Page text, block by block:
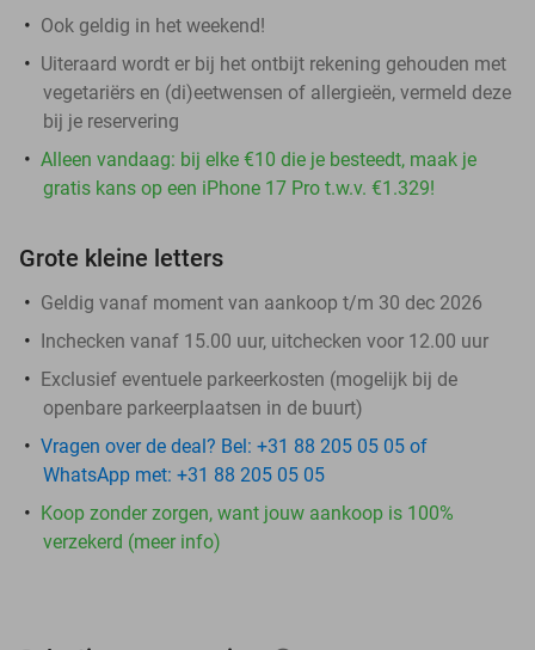
Ook geldig in het weekend!
Uiteraard wordt er bij het ontbijt rekening gehouden met
vegetariërs en (di)eetwensen of allergieën, vermeld deze
bij je reservering
Alleen vandaag: bij elke €10 die je besteedt, maak je
gratis kans op een iPhone 17 Pro t.w.v. €1.329!
Grote kleine letters
Geldig vanaf moment van aankoop t/m 30 dec 2026
Inchecken vanaf 15.00 uur, uitchecken voor 12.00 uur
Exclusief eventuele parkeerkosten (mogelijk bij de
openbare parkeerplaatsen in de buurt)
Vragen over de deal? Bel: +31 88 205 05 05 of
WhatsApp met: +31 88 205 05 05
Koop zonder zorgen, want jouw aankoop is 100%
verzekerd (meer info)